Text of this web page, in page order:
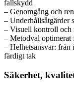
fallskydd
– Genomgång och
– Underhållsåtgärder
– Visuell kontroll och
– Metodval optimerat
– Helhetsansvar:
färdigt tak
Säkerhet,